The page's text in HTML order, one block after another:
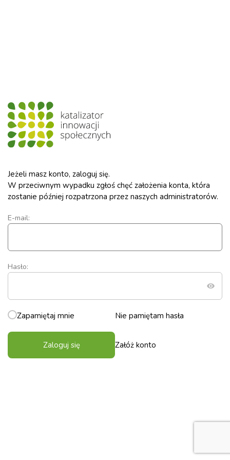
Jeżeli masz konto, zaloguj się.
W przeciwnym wypadku zgłoś chęć założenia konta, która
zostanie później rozpatrzona przez naszych administratorów.
E-mail:
Hasło:
Zapamiętaj mnie Nie pamiętam hasła
Zaloguj się Załóż konto